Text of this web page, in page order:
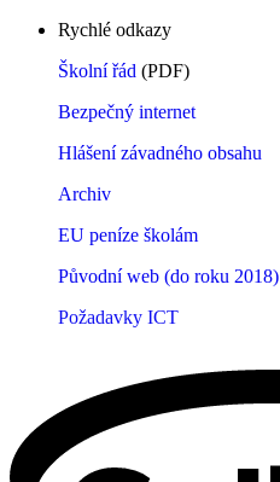
Rychlé odkazy
Školní řád (PDF)
Bezpečný internet
Hlášení závadného obsahu
Archiv
EU peníze školám
Původní web (do roku 2018)
Požadavky ICT